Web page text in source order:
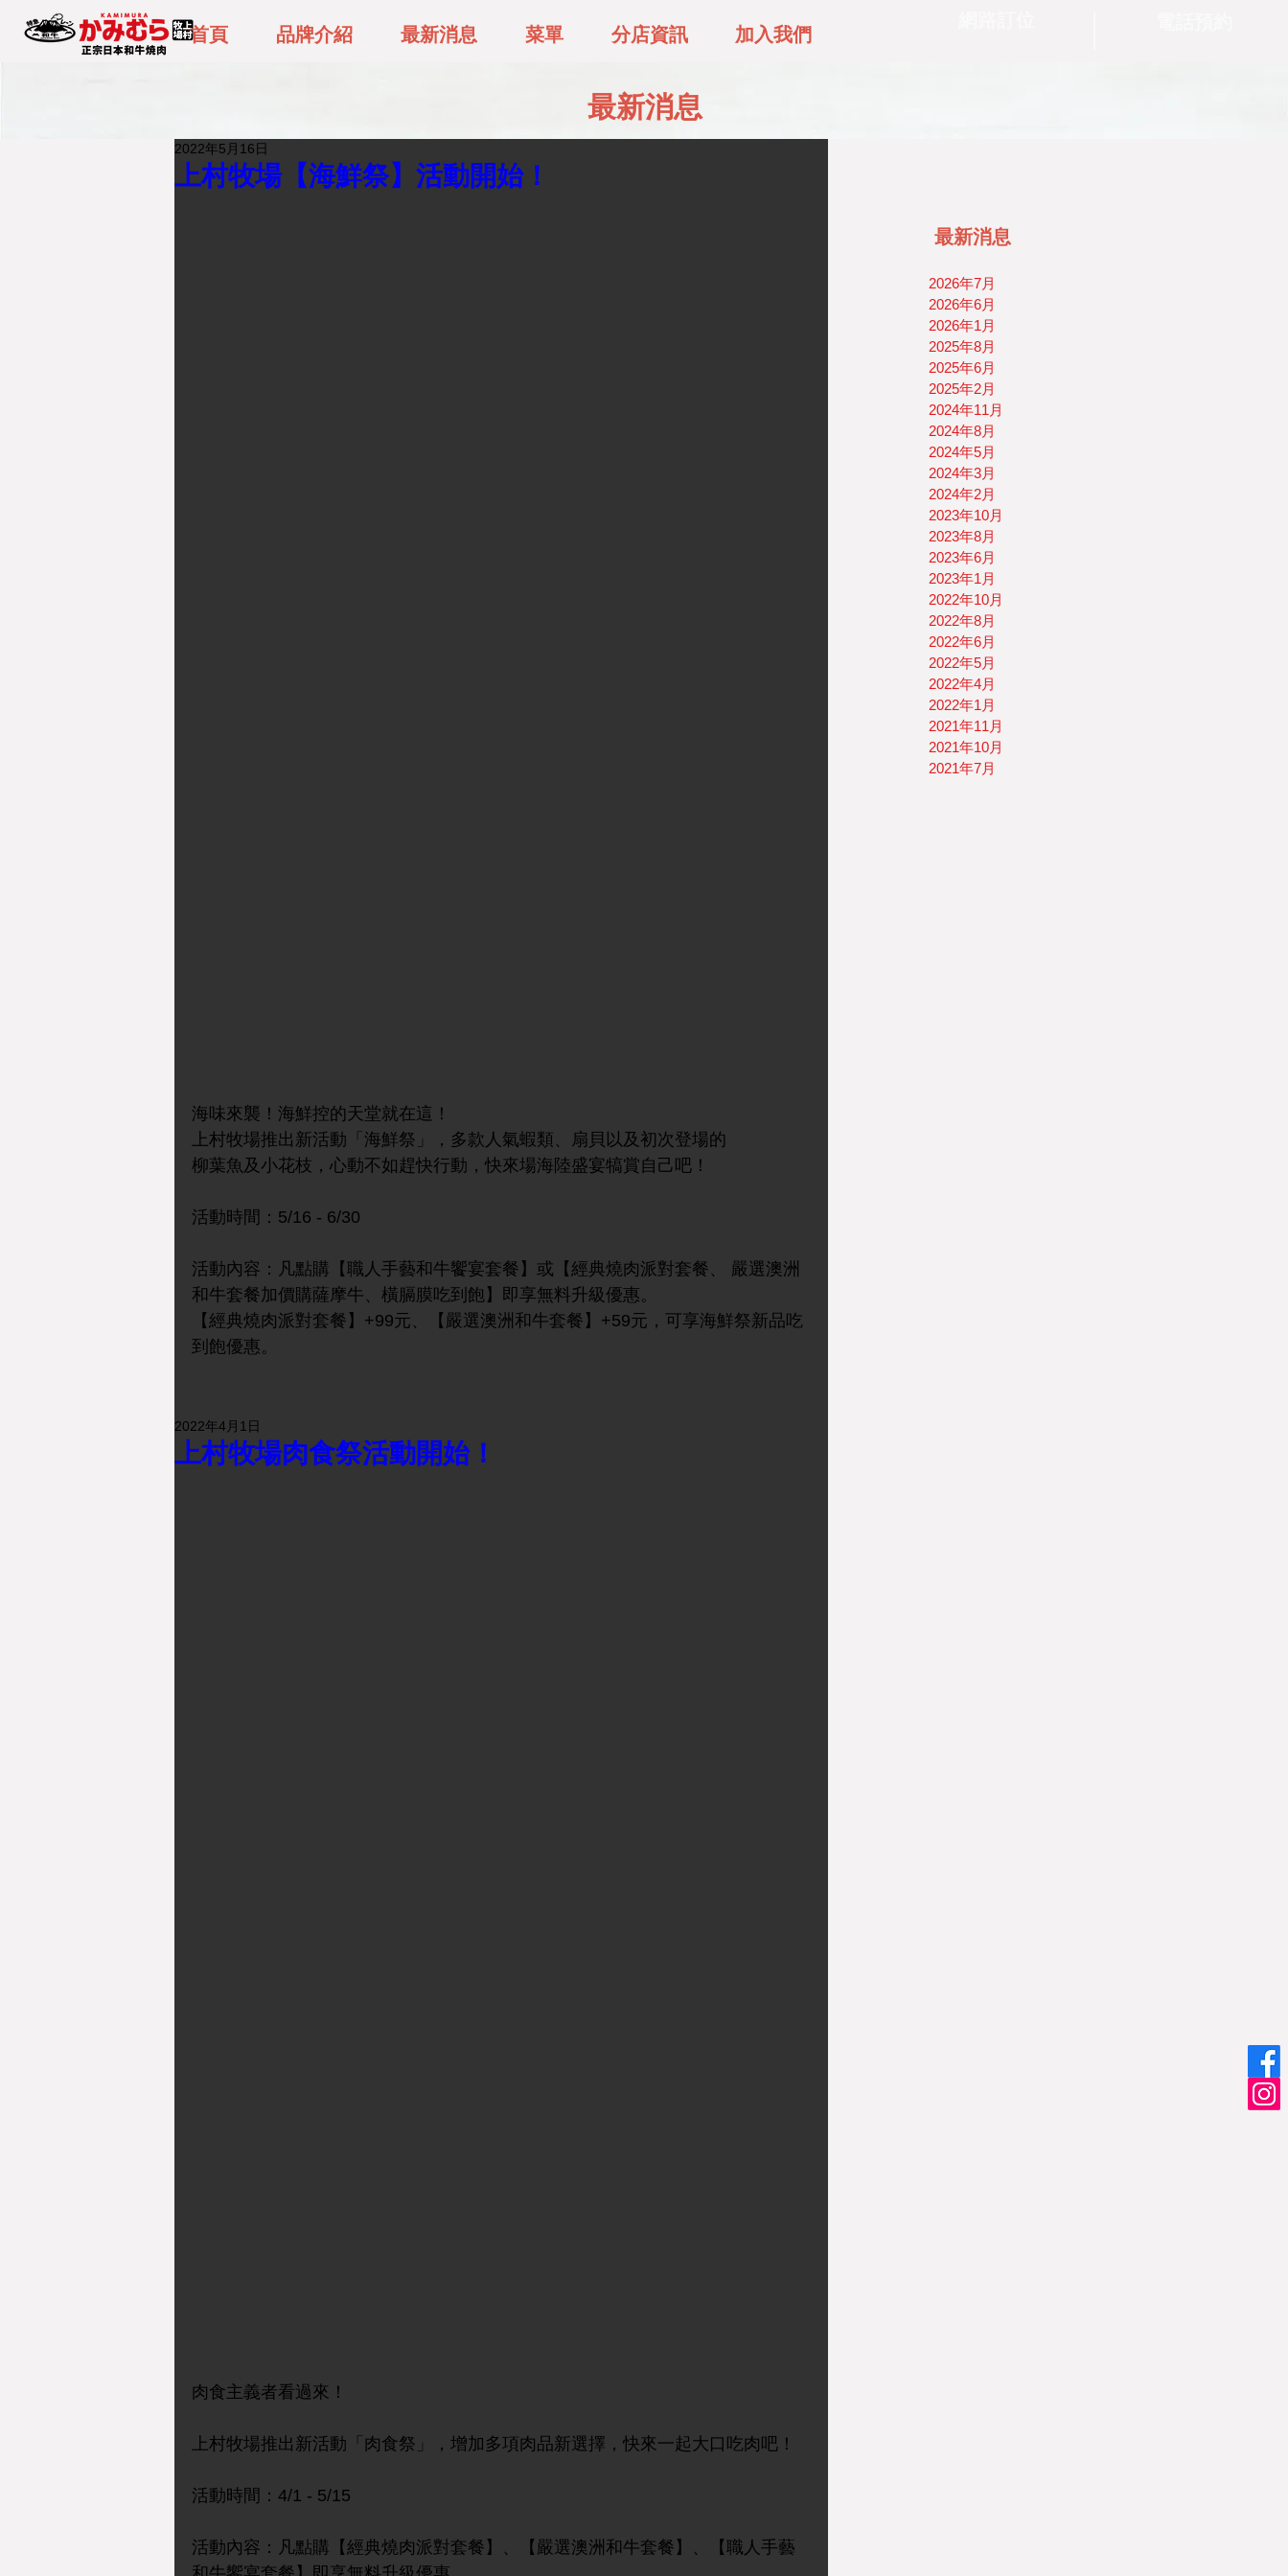
首頁 品牌介紹 最新消息 菜單 分店資訊 加入我們
最新消息
最新消息
2026年7月
2026年6月
2026年1月
2025年8月
2025年6月
2025年2月
2024年11月
2024年8月
2024年5月
2024年3月
2024年2月
2023年10月
2023年8月
2023年6月
2023年1月
2022年10月
2022年8月
2022年6月
2022年5月
2022年4月
2022年1月
2021年11月
2021年10月
2021年7月
上村牧場【海鮮祭】活動開始！
2022年5月16日
海味來襲！海鮮控的天堂就在這！
上村牧場推出新活動「海鮮祭」，多款人氣蝦類、扇貝以及初次登場的
柳葉魚及小花枝，心動不如趕快行動，快來場海陸盛宴犒賞自己吧！
活動時間：5/16 - 6/30
活動內容：凡點購【職人手藝和牛饗宴套餐】或【經典燒肉派對套餐、 嚴選澳洲
和牛套餐加價購薩摩牛、橫膈膜吃到飽】即享無料升級優惠。
【經典燒肉派對套餐】+99元、【嚴選澳洲和牛套餐】+59元，可享海鮮祭新品吃
到飽優惠。
上村牧場肉食祭活動開始！
2022年4月1日
肉食主義者看過來！
上村牧場推出新活動「肉食祭」，增加多項肉品新選擇，快來一起大口吃肉吧！
活動時間：4/1 - 5/15
活動內容：凡點購【經典燒肉派對套餐】、【嚴選澳洲和牛套餐】、【職人手藝